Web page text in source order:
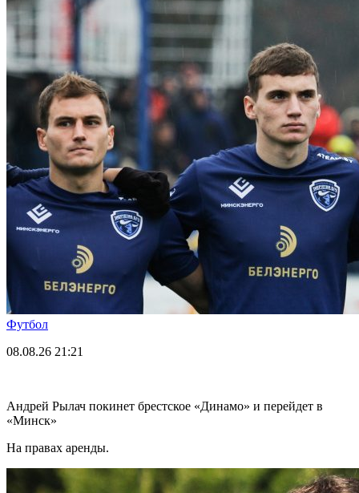
Футбол
08.08.26 21:21
Андрей Рылач покинет брестское «Динамо» и перейдет в
«Минск»
На правах аренды.